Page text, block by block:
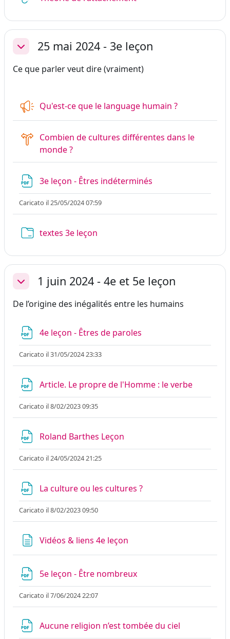
Minimizza25 mai 2024 - 3e leçon
Ce que parler veut dire (vraiment)
Qu'est-ce que le language humain ?Feedback
Combien de cultures différentes dans le
monde ?Scelta
3e leçon - Êtres indéterminés
Caricato il 25/05/2024 07:59
textes 3e leçon
Minimizza1 juin 2024 - 4e et 5e leçon
De l’origine des inégalités entre les humains
4e leçon - Êtres de paroles
Caricato il 31/05/2024 23:33
Article. Le propre de l'Homme : le verbe
Caricato il 8/02/2023 09:35
Roland Barthes Leçon
Caricato il 24/05/2024 21:25
La culture ou les cultures ?
Caricato il 8/02/2023 09:50
Vidéos & liens 4e leçon
5e leçon - Être nombreux
Caricato il 7/06/2024 22:07
Aucune religion n’est tombée du ciel